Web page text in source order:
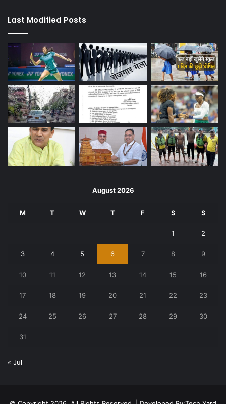
Last Modified Posts
August 2026
M T W T F S S
1 2
3 4 5 6 7 8 9
10 11 12 13 14 15 16
17 18 19 20 21 22 23
24 25 26 27 28 29 30
31
« Jul